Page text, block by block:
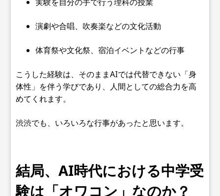
実験を自分の手で行う理科の授業
演劇や合唱、吹奏楽などの文化活動
体育祭や文化祭、宿泊イベントなどの行事
こうした経験は、そのままAIでは代替できない「身
体性」を伴う学びであり、人間としての総合力を高
めてくれます。
渋渋でも、いろいろな行事があったと思います。
結局、AI時代における中学受
験は「オワコン」なのか？